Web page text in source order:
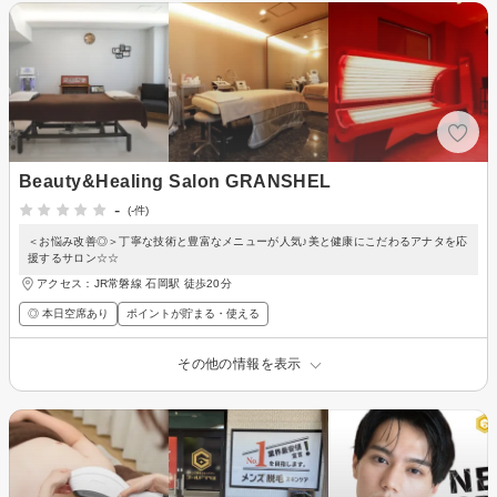
Beauty&Healing Salon GRANSHEL
-
(-件)
＜お悩み改善◎＞丁寧な技術と豊富なメニューが人気♪美と健康にこだわるアナタを応
援するサロン☆☆
アクセス：JR常磐線 石岡駅 徒歩20分
◎ 本日空席あり ポイントが貯まる・使える
その他の情報を表示